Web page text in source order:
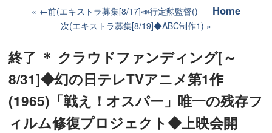
←前(エキストラ募集[8/17]📣行定勲監督()
Home
次(エキストラ募集[8/19]◆ABC制作1)
終了 ＊ クラウドファンディング[～
8/31]◆幻の日テレTVアニメ第1作
(1965)「戦え！オスパー」唯一の残存フ
ィルム修復プロジェクト◆上映会開